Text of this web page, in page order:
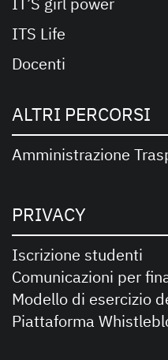
ITS Life
Docenti
ALTRI PERCORSI
Amministrazione
PRIVACY
Iscrizione studenti
Comunicazioni per
Modello di esercizio
Piattaforma